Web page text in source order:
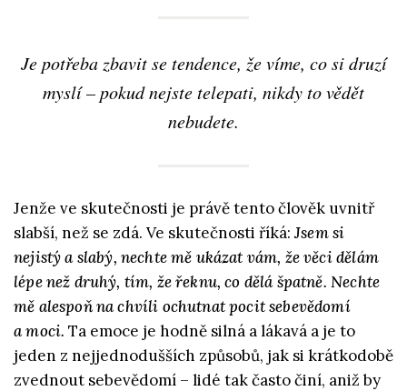
Je potřeba zbavit se tendence, že víme, co si druzí
myslí – pokud nejste telepati, nikdy to vědět
nebudete.
Jenže ve skutečnosti je právě tento člověk uvnitř
slabší, než se zdá. Ve skutečnosti říká:Jsem si
nejistý a slabý, nechte mě ukázat vám, že věci dělám
lépe než druhý, tím, že řeknu, co dělá špatně. Nechte
mě alespoň na chvíli ochutnat pocit sebevědomí
a moci. Ta emoce je hodně silná a lákavá a je to
jeden z nejjednodušších způsobů, jak si krátkodobě
zvednout sebevědomí – lidé tak často činí, aniž by